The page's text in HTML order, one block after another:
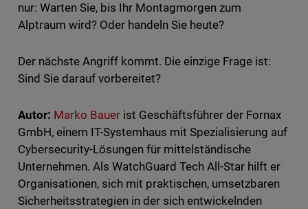
nur: Warten Sie, bis Ihr Montagmorgen zum
Alptraum wird? Oder handeln Sie heute?
Der nächste Angriff kommt. Die einzige Frage ist:
Sind Sie darauf vorbereitet?
Autor: Marko Bauerist Geschäftsführer der Fornax
GmbH, einem IT-Systemhaus mit Spezialisierung auf
Cybersecurity-Lösungen für mittelständische
Unternehmen. Als WatchGuard Tech All-Star hilft er
Organisationen, sich mit praktischen, umsetzbaren
Sicherheitsstrategien in der sich entwickelnden